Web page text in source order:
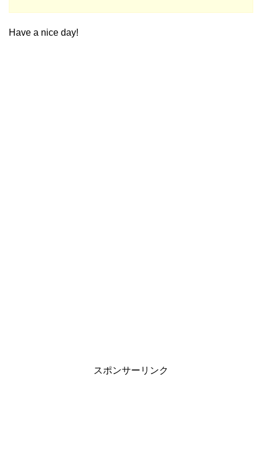
Have a nice day!
スポンサーリンク